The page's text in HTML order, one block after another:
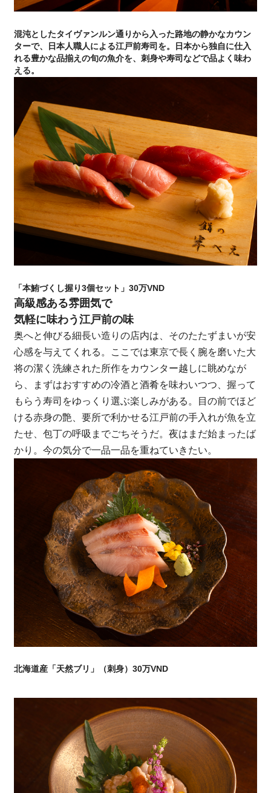
混沌としたタイヴァンルン通りから入った路地の静かなカウン
ターで、日本人職人による江戸前寿司を。日本から独自に仕入
れる豊かな品揃えの旬の魚介を、刺身や寿司などで品よく味わ
える。
「本鮪づくし握り3個セット」30万VND
高級感ある雰囲気で
気軽に味わう江戸前の味
奥へと伸びる細長い造りの店内は、そのたたずまいが安
心感を与えてくれる。ここでは東京で長く腕を磨いた大
将の潔く洗練された所作をカウンター越しに眺めなが
ら、まずはおすすめの冷酒と酒肴を味わいつつ、握って
もらう寿司をゆっくり選ぶ楽しみがある。目の前でほど
ける赤身の艶、要所で利かせる江戸前の手入れが魚を立
たせ、包丁の呼吸までごちそうだ。夜はまだ始まったば
かり。今の気分で一品一品を重ねていきたい。
北海道産「天然ブリ」（刺身）30万VND